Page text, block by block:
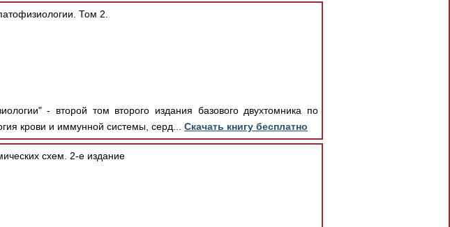
Том 2.
- второй том второго издания базового двухтомника по
крови и иммунной системы, серд... Скачать книгу бесплатно
схем. 2-е издание